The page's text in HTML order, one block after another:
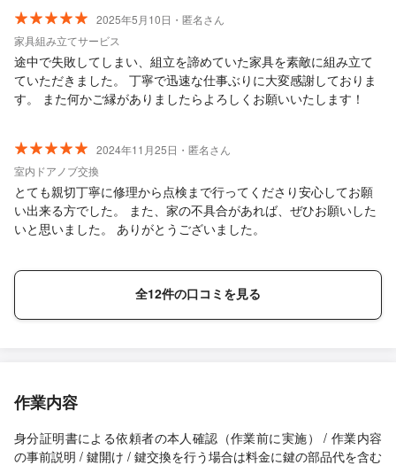
2025年5月10日・匿名さん
家具組み立てサービス
途中で失敗してしまい、組立を諦めていた家具を素敵に組み立て
ていただきました。 丁寧で迅速な仕事ぶりに大変感謝しておりま
す。 また何かご縁がありましたらよろしくお願いいたします！
2024年11月25日・匿名さん
室内ドアノブ交換
とても親切丁寧に修理から点検まで行ってくださり安心してお願
い出来る方でした。 また、家の不具合があれば、ぜひお願いした
いと思いました。 ありがとうございました。
全12件の口コミを見る
作業内容
身分証明書による依頼者の本人確認（作業前に実施） / 作業内容
の事前説明 / 鍵開け / 鍵交換を行う場合は料金に鍵の部品代を含む